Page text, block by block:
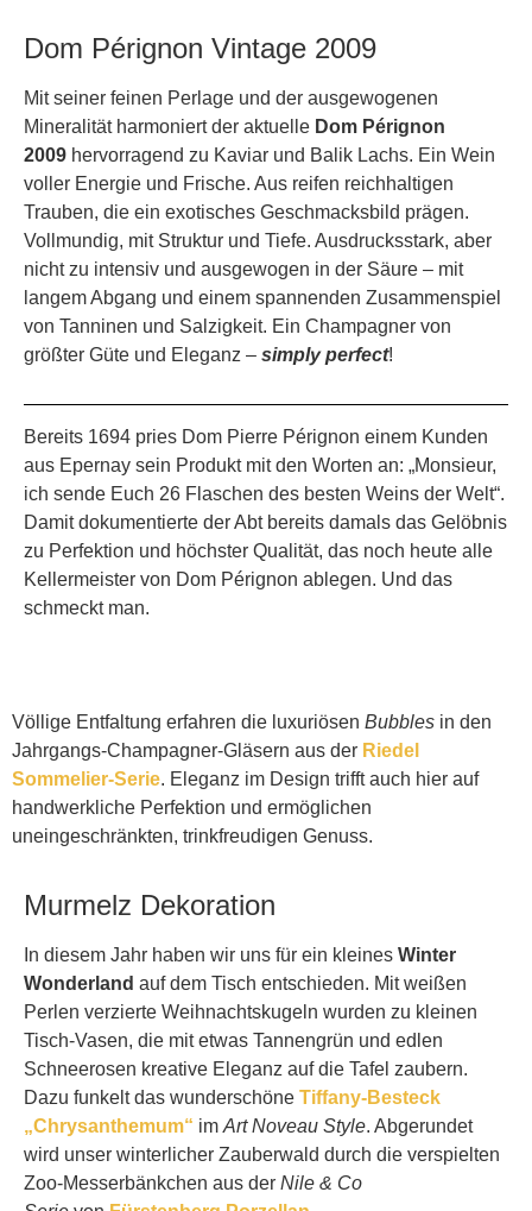
Dom Pérignon Vintage 2009
Mit seiner feinen Perlage und der ausgewogenen
Mineralität harmoniert der aktuelle Dom Pérignon
2009 hervorragend zu Kaviar und Balik Lachs. Ein Wein
voller Energie und Frische. Aus reifen reichhaltigen
Trauben, die ein exotisches Geschmacksbild prägen.
Vollmundig, mit Struktur und Tiefe. Ausdrucksstark, aber
nicht zu intensiv und ausgewogen in der Säure – mit
langem Abgang und einem spannenden Zusammenspiel
von Tanninen und Salzigkeit. Ein Champagner von
größter Güte und Eleganz – simply perfect!
Bereits 1694 pries Dom Pierre Pérignon einem Kunden
aus Epernay sein Produkt mit den Worten an: „Monsieur,
ich sende Euch 26 Flaschen des besten Weins der Welt“.
Damit dokumentierte der Abt bereits damals das Gelöbnis
zu Perfektion und höchster Qualität, das noch heute alle
Kellermeister von Dom Pérignon ablegen. Und das
schmeckt man.
Völlige Entfaltung erfahren die luxuriösen Bubbles in den
Jahrgangs-Champagner-Gläsern aus der Riedel
Sommelier-Serie. Eleganz im Design trifft auch hier auf
handwerkliche Perfektion und ermöglichen
uneingeschränkten, trinkfreudigen Genuss.
Murmelz Dekoration
In diesem Jahr haben wir uns für ein kleines Winter
Wonderland auf dem Tisch entschieden. Mit weißen
Perlen verzierte Weihnachtskugeln wurden zu kleinen
Tisch-Vasen, die mit etwas Tannengrün und edlen
Schneerosen kreative Eleganz auf die Tafel zaubern.
Dazu funkelt das wunderschöne Tiffany-Besteck
„Chrysanthemum“ im Art Noveau Style. Abgerundet
wird unser winterlicher Zauberwald durch die verspielten
Zoo-Messerbänkchen aus der Nile & Co